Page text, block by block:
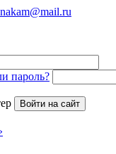
пароль?
Войти на сайт